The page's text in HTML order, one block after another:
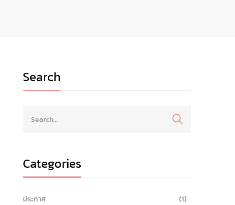
Search
Categories
ประกาศ
(1)